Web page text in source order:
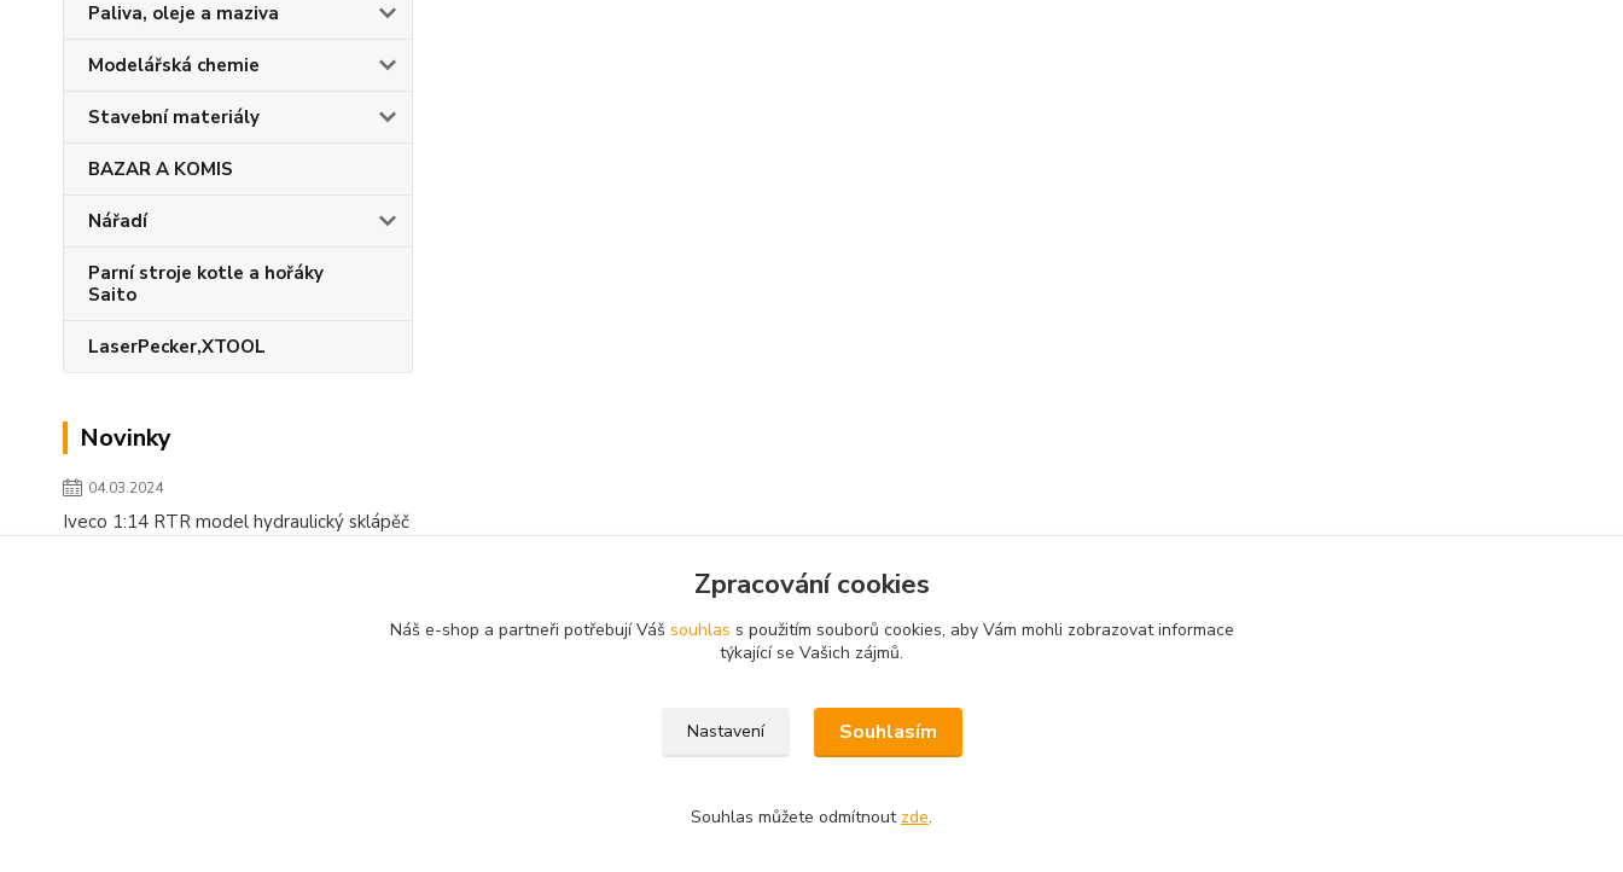
Paliva, oleje a maziva
Modelářská chemie
Stavební materiály
BAZAR A KOMIS
Nářadí
Parní stroje kotle a hořáky
Saito
LaserPecker,XTOOL
Novinky
04.03.2024
Iveco 1:14 RTR model hydraulický sklápěč
Zpracování cookies
Náš e-shop a partneři potřebují Váš souhlas s použitím souborů cookies, aby Vám mohli zobrazovat informace
týkající se Vašich zájmů.
Nastavení Souhlasím
Souhlas můžete odmítnout zde.